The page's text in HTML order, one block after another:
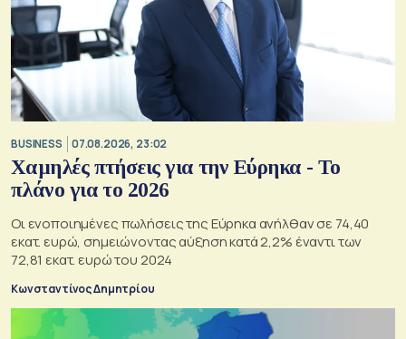
BUSINESS 07.08.2026, 23:02
Χαμηλές πτήσεις για την Εύρηκα - Το
πλάνο για το 2026
Οι ενοποιημένες πωλήσεις της Εύρηκα ανήλθαν σε 74,40
εκατ. ευρώ, σημειώνοντας αύξηση κατά 2,2% έναντι των
72,81 εκατ. ευρώ του 2024
Κωνσταντίνος Δημητρίου